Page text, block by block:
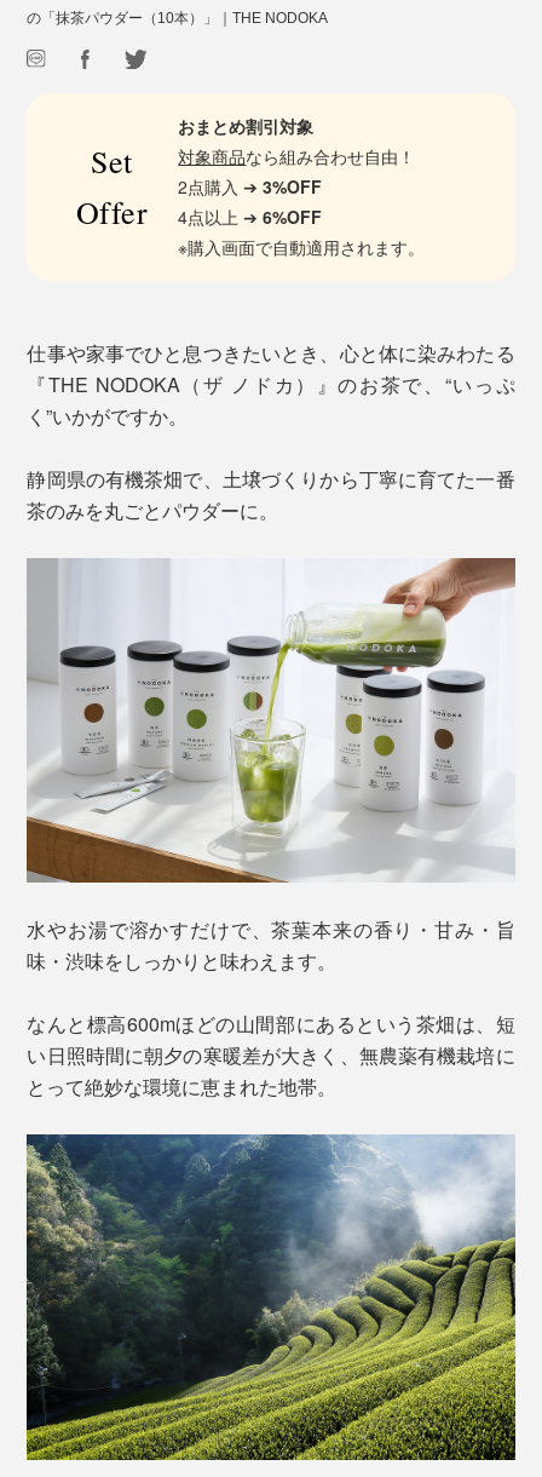
の「抹茶パウダー（10本）」｜THE NODOKA
Set
Offer
おまとめ割引対象
対象商品なら組み合わせ自由！
2点購入 ➔3%OFF
4点以上 ➔6%OFF
※購入画面で自動適用されます。
仕事や家事でひと息つきたいとき、心と体に染みわたる
『THE NODOKA（ザ ノドカ）』のお茶で、“いっぷ
く”いかがですか。
静岡県の有機茶畑で、土壌づくりから丁寧に育てた一番
茶のみを丸ごとパウダーに。
水やお湯で溶かすだけで、茶葉本来の香り・甘み・旨
味・渋味をしっかりと味わえます。
なんと標高600mほどの山間部にあるという茶畑は、短
い日照時間に朝夕の寒暖差が大きく、無農薬有機栽培に
とって絶妙な環境に恵まれた地帯。